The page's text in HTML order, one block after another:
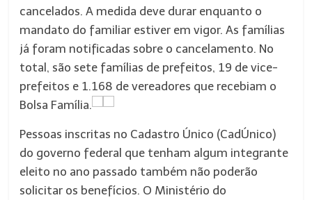
cancelados. A medida deve durar enquanto o
mandato do familiar estiver em vigor. As famílias
já foram notificadas sobre o cancelamento. No
total, são sete famílias de prefeitos, 19 de vice-
prefeitos e 1.168 de vereadores que recebiam o
Bolsa Família.
Pessoas inscritas no Cadastro Único (CadÚnico)
do governo federal que tenham algum integrante
eleito no ano passado também não poderão
solicitar os benefícios. O Ministério do